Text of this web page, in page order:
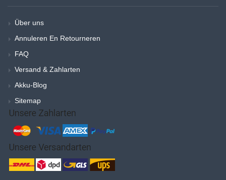
Über uns
Annuleren En Retourneren
FAQ
Versand & Zahlarten
Akku-Blog
Sitemap